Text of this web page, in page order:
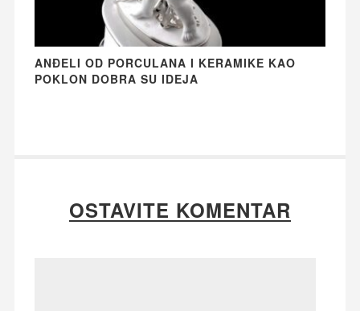
ANĐELI OD PORCULANA I KERAMIKE KAO
POKLON DOBRA SU IDEJA
OSTAVITE KOMENTAR